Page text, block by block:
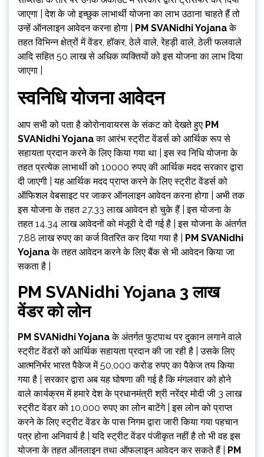
जाएगा | देश के जो इच्छुक लाभार्थी योजना का लाभ उठाना चाहते हैं तो
उन्हें ऑनलाइन आवेदन करना होगा | PM SVANidhi Yojanaके
तहत विभिन्न क्षेत्रों में वेंडर, हॉकर, ठेले वाले, रेहड़ी वाले, ठेली फलवाले
आदि सहित 50 लाख से अधिक व्यक्तियों को इस योजना का लाभ दिया
जाएगा |
स्वनिधि योजना आवेदन
आप सभी को पता है कोरोनावायरस के संकट को देखते हुए PM
SVANidhi Yojanaका आरंभ स्ट्रीट वेंडर्स को आर्थिक रूप से
सहायता प्रदान करने के लिए किया गया था | इस स्व निधि योजना के
तहत प्रत्येक लाभार्थी को 10000 रुपए की आर्थिक मदद सरकार द्वारा
दी जाएगी | यह आर्थिक मदद प्राप्त करने के लिए स्ट्रीट वेंडर्स को
ऑफिशल वेबसाइट पर जाकर ऑनलाइन आवेदन करना होगा | अभी तक
इस योजना के तहत 27.33 लाख आवेदन हो चुके हैं | इस योजना के
तहत 14.34 लाख आवेदनों को मंजूरी दे दी गई है | इस योजना के अंतर्गत
7.88 लाख रुपए का कर्ज वितरित कर दिया गया है | PM SVANidhi
Yojanaके तहत आवेदन करने के लिए बैंक से भी आवेदन किया जा
सकता है |
PM SVANidhi Yojana 3 लाख
वेंडर को लोन
PM SVANidhi Yojanaके अंतर्गत फुटपाथ पर दुकान लगाने वाले
स्ट्रीट वेंडरों को आर्थिक सहायता प्रदान की जा रही है | उसके लिए
आत्मनिर्भर भारत पैकेज में 50,000 करोड रुपए का पैकेज तय किया
गया है | सरकार द्वारा अब यह घोषणा की गई है कि मंगलवार को होने
वाले कार्यक्रम में हमारे देश के प्रधानमंत्री श्री नरेंद्र मोदी जी 3 लाख
स्ट्रीट वेंडर को 10,000 रुपए का लोन बाटेंगे | इस लोन को प्राप्त
करने के लिए स्ट्रीट वेंडर के पास निगम द्वारा जारी किया गया पहचान
पत्र होना अनिवार्य है | यदि स्ट्रीट वेंडर पंजीकृत नहीं है तो भी वह इस
योजना के तहत ऑनलाइन तथा ऑफलाइन आवेदन कर सकते हैं | PM